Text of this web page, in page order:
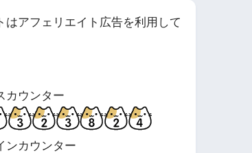
はアフェリエイト広告を利用して
カウンター
ンカウンター